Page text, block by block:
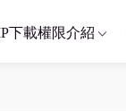
下載權限介紹